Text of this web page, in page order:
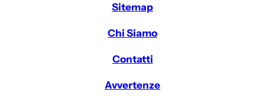
Sitemap
Chi Siamo
Contatti
Avvertenze